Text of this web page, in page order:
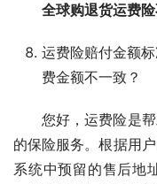
全球购退货运费险
运费险赔付金额
费金额不一致？
您好，运费险是
的保险服务。根据用
系统中预留的售后地